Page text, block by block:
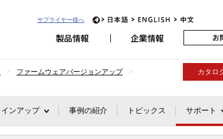
サプライヤー様へ JP EN
ファームウェアバージョンアップ
カタロ
ンアップ 事例の紹介 トピックス サポート